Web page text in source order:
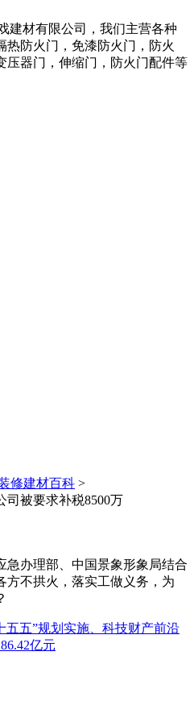
建材有限公司，我们主营各种
热防火门，免漆防火门，防火
压器门，伸缩门，防火门配件等
修建材百科 >
司被要求补税8500万
办理部、中国景象形象局结合
方不拱火，落实工做义务，为
五五”规划实施、科技财产前沿
亿元